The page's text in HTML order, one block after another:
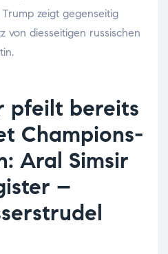
zeigt gegenseitig
von diesseitigen russischen
pfeilt bereits
Champions-
Aral Simsir
–